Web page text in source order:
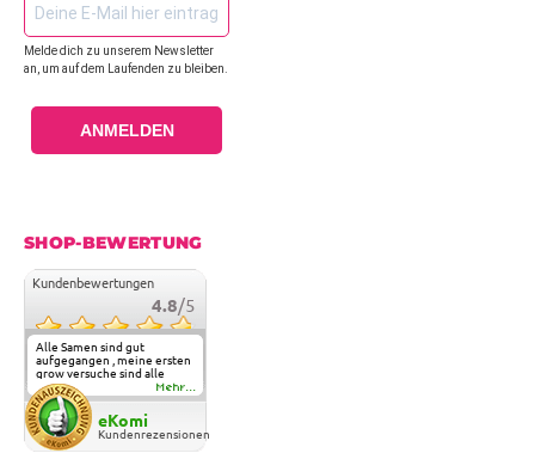
Melde dich zu unserem Newsletter
an, um auf dem Laufenden zu bleiben.
ANMELDEN
SHOP-BEWERTUNG
Kundenbewertungen
4.8/5
Alle Samen sind gut
aufgegangen , meine ersten
grow versuche sind alle
geglückt. Die Sorten und
Anbieter Vielfalt
überzeugen sehr . Werde
wohl immer hier bestellen !
Mehr...
eKomi
Kundenrezensionen